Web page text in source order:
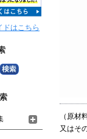
（原材
又はそ
はこちら